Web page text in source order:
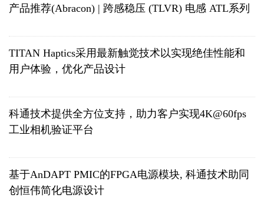
产品推荐(Abracon) | 跨感稳压 (TLVR) 电感 ATL系列
TITAN Haptics采用最新触觉技术以实现绝佳性能和
用户体验，优化产品设计
科通技术提供全方位支持，助力客户实现4K@60fps
工业相机验证平台
基于AnDAPT PMIC的FPGA电源模块, 科通技术助同
创恒伟简化电源设计